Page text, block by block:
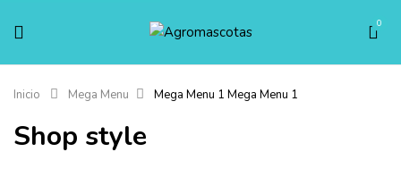
0
Inicio Mega Menu Mega Menu 1 Mega Menu 1
Shop style